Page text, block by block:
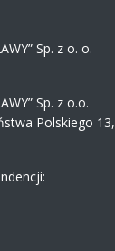
Sp. z o. o.
Sp. z o.o.
Polskiego 13,